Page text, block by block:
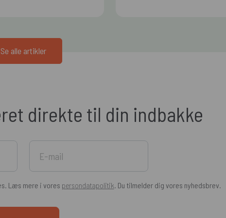
Se alle artikler
direkte til din indbakke
Læs mere i vores persondatapolitik. Du tilmelder dig vores nyhedsbrev.